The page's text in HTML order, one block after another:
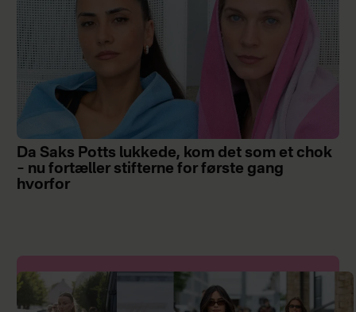
Da Saks Potts lukkede, kom det som et chok
– nu fortæller stifterne for første gang
hvorfor